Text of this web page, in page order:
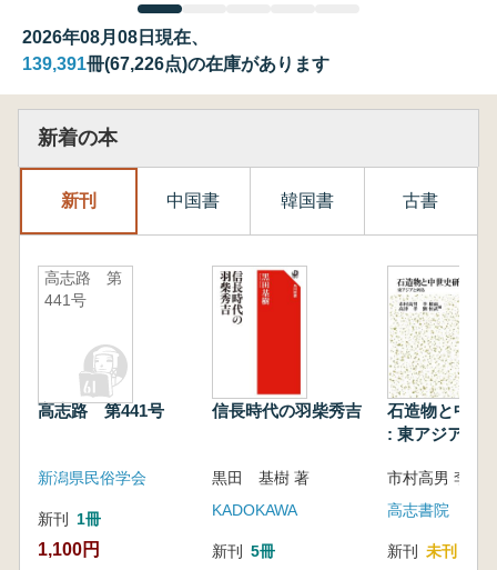
2026年08月08日現在、
139,391冊(67,226点)の在庫があります
新着の本
新刊 中国書 韓国書 古書
高志路 第
441号
高志路 第441号
新潟県民俗学会
新刊 1冊
1,100円
信長時代の羽柴秀吉
黒田 基樹 著
KADOKAWA
新刊 5冊
石造物と中世
: 東アジアと
高志書院
新刊 未刊